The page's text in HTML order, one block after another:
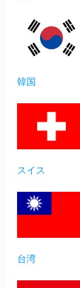
韓国
スイス
台湾